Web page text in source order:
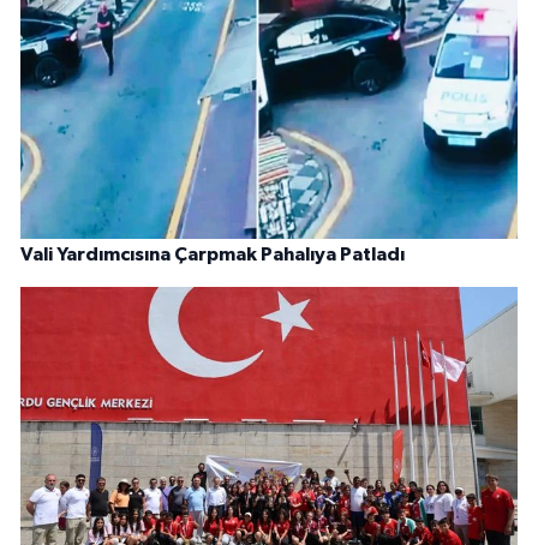
Vali Yardımcısına Çarpmak Pahalıya Patladı